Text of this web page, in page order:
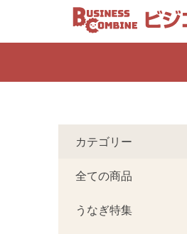
カテゴリー
全ての商品
うなぎ特集